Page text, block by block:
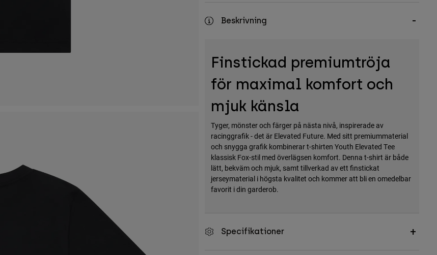
Beskrivning
Finstickad premiumtröja
för maximal komfort och
mjuk känsla
Tyger, mönster och färger på nästa nivå, inspirerade av
racinggrafik - det är Elevated Future. Med sitt premiummaterial
och snygga grafik kombinerar t-shirten Youth Elevated Tee
klassisk Fox-stil med överlägsen komfort. Denna t-shirt är både
lätt, bekväm och mjuk, samt tillverkad av ett finstickat
jerseymaterial i högsta kvalitet och kommer att bli en omedelbar
favorit i din garderob.
Specifikationer